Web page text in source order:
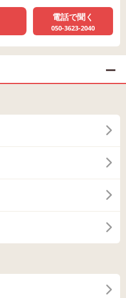
電話で聞く
050-3623-2040